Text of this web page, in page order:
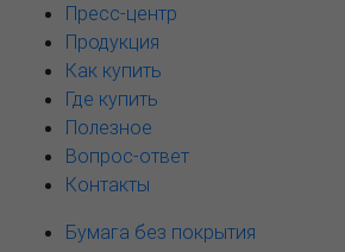
Пресс-центр
Продукция
Как купить
Где купить
Полезное
Вопрос-ответ
Контакты
Бумага без покрытия